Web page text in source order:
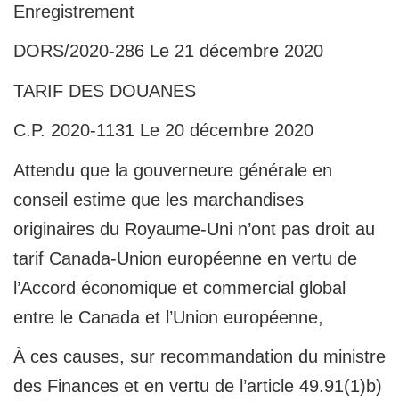
Enregistrement
DORS/2020-286 Le 21 décembre 2020
TARIF DES DOUANES
C.P. 2020-1131 Le 20 décembre 2020
Attendu que la gouverneure générale en
conseil estime que les marchandises
originaires du Royaume-Uni n’ont pas droit au
tarif Canada-Union européenne en vertu de
l’Accord économique et commercial global
entre le Canada et l’Union européenne,
À ces causes, sur recommandation du ministre
des Finances et en vertu de l’article 49.91(1)b)